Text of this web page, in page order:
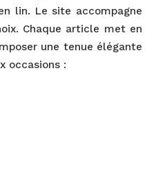
lin. Le site accompagne
Chaque article met en
une tenue élégante
occasions :